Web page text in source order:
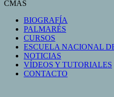
CMAS
BIOGRAFÍA
PALMARÉS
CURSOS
ESCUELA NACIONAL
NOTICIAS
VÍDEOS Y TUTORIALES
CONTACTO